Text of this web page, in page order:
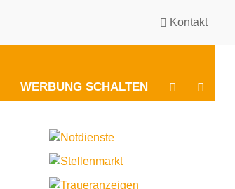
Kontakt
WERBUNG SCHALTEN
BESUCHEN
SIE
SIE